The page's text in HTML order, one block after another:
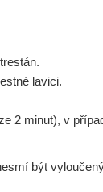
lavici.
2 minut), v
být